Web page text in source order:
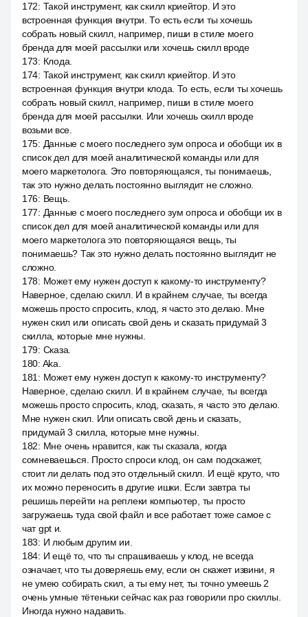
172: Такой инструмент, как скилл криейтор. И это
встроенная функция внутри. То есть если ты хочешь
собрать новый скилл, например, пиши в стиле моего
бренда для моей рассылки или хочешь скилл вроде
173: Клода.
174: Такой инструмент, как скилл криейтор. И это
встроенная функция внутри клода. То есть, если ты хочешь
собрать новый скилл, например, пиши в стиле моего
бренда для моей рассылки. Или хочешь скилл вроде
возьми все.
175: Данные с моего последнего зум опроса и обобщи их в
список дел для моей аналитической команды или для
моего маркетолога. Это повторяющаяся, ты понимаешь,
так это нужно делать постоянно выглядит не сложно.
176: Вещь.
177: Данные с моего последнего зум опроса и обобщи их в
список дел для моей аналитической команды или для
моего маркетолога это повторяющаяся вещь, ты
понимаешь? Так это нужно делать постоянно выглядит не
сложно.
178: Может ему нужен доступ к какому-то инструменту?
Наверное, сделаю скилл. И в крайнем случае, ты всегда
можешь просто спросить, клод, я часто это делаю. Мне
нужен скил или описать свой день и сказать придумай 3
скилла, которые мне нужны.
179: Сказа.
180: Aka.
181 : Может ему нужен доступ к какому-то инструменту?
Наверное, сделаю скилл. И в крайнем случае, ты всегда
можешь просто спросить, клод, сказать, я часто это делаю.
Мне нужен скил. Или описать свой день и сказать,
придумай 3 скилла, которые мне нужны.
182: Мне очень нравится, как ты сказала, когда
сомневаешься. Просто спроси клод, он сам подскажет,
стоит ли делать под это отдельный скилл. И ещё круто, что
их можно переносить в другие ишки. Если завтра ты
решишь перейти на реплеки компьютер, ты просто
загружаешь туда свой файл и все работает тоже самое с
чат gpt и.
183: И любым другим ии.
184: И ещё то, что ты спрашиваешь у клод, не всегда
означает, что ты доверяешь ему, если он скажет извини, я
не умею собирать скил, а ты ему нет, ты точно умеешь 2
очень умные тётеньки сейчас как раз говорили про скиллы.
Иногда нужно надавить.